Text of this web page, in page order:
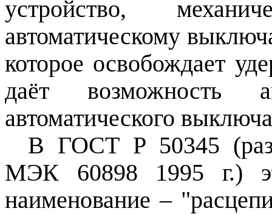
устройство,
автоматическому
которое освобождает
даёт возможность
автоматического
В ГОСТ Р 50345
МЭК 60898 1995 г.)
наименование –